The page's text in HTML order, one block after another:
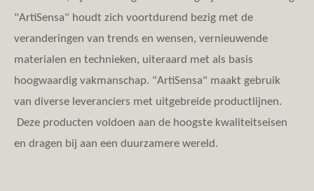
"ArtiSensa" houdt zich voortdurend bezig met de
veranderingen van trends en wensen, vernieuwende
materialen en technieken, uiteraard met als basis
hoogwaardig vakmanschap. "ArtiSensa" maakt gebruik
van diverse leveranciers met uitgebreide productlijnen.
Deze producten voldoen aan de hoogste kwaliteitseisen
en dragen bij aan een duurzamere wereld.